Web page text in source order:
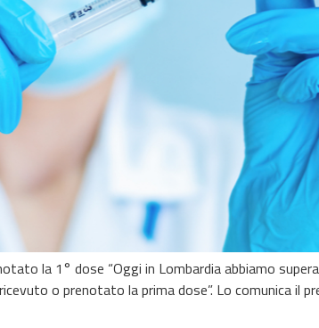
la 1° dose “Oggi in Lombardia abbiamo
o prenotato la prima dose”. Lo comunica il